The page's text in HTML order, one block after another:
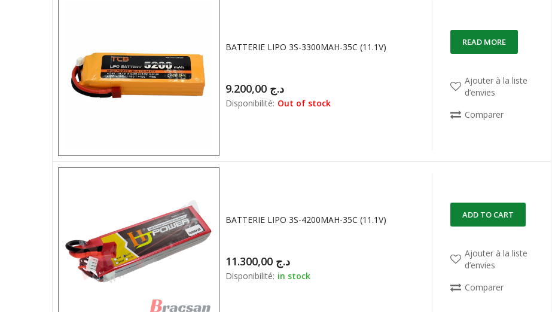
BATTERIE LIPO 3S-3300MAH-35C (11.1V)
د.ج
Disponibilité: Out of stock
READ MORE
Ajouter à la liste
d’envies
Comparer
BATTERIE LIPO 3S-4200MAH-35C (11.1V)
د.ج
Disponibilité: in stock
ADD TO CART
Ajouter à la liste
d’envies
Comparer